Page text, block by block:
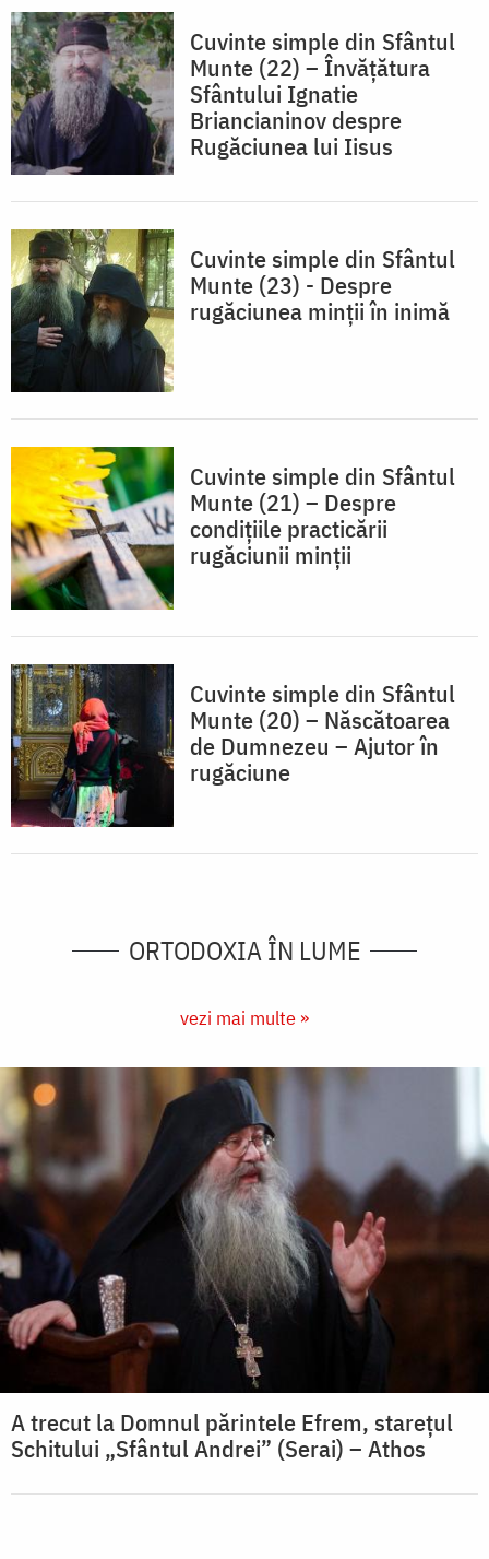
Cuvinte simple din Sfântul
Munte (22) – Învăţătura
Sfântului Ignatie
Briancianinov despre
Rugăciunea lui Iisus
Cuvinte simple din Sfântul
Munte (23) - Despre
rugăciunea minţii în inimă
Cuvinte simple din Sfântul
Munte (21) – Despre
condiţiile practicării
rugăciunii minţii
Cuvinte simple din Sfântul
Munte (20) – Născătoarea
de Dumnezeu – Ajutor în
rugăciune
ORTODOXIA ÎN LUME
vezi mai multe »
A trecut la Domnul părintele Efrem, starețul
Schitului „Sfântul Andrei” (Serai) – Athos